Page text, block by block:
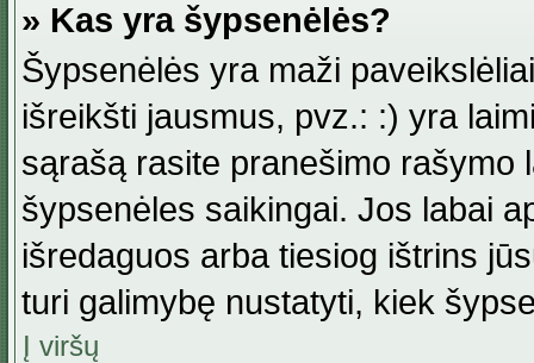
» Kas yra šypsenėlės?
Šypsenėlės yra maži
išreikšti jausmus, pvz.: :) yra
sąrašą rasite pranešimo rašymo
šypsenėles saikingai. Jos labai
išredaguos arba tiesiog ištrins
turi galimybę nustatyti, kiek
Į viršų